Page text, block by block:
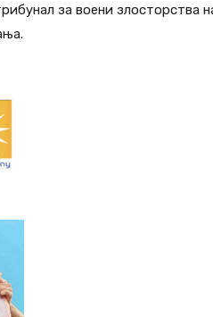
за воени злосторства